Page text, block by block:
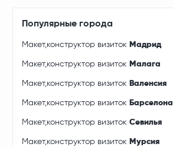
Популярные города
Макет,конструктор визиток Мадрид
Макет,конструктор визиток Малага
Макет,конструктор визиток Валенсия
Макет,конструктор визиток Барселона
Макет,конструктор визитокСевилья
Макет,конструктор визиток Мурсия